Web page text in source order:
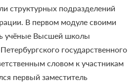
структурных подразделений
В первом модуле своими
учёные Высшей школы
государственного
словом к участникам
первый заместитель